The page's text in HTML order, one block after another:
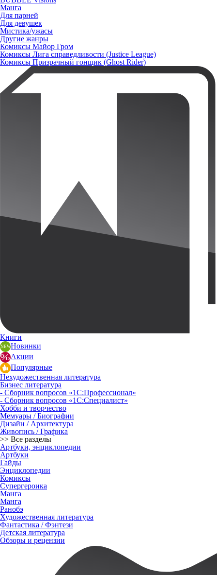
Манга
Для парней
Для девушек
Мистика/ужасы
Другие жанры
Комиксы Майор Гром
Комиксы Лига справедливости (Justice League)
Комиксы Призрачный гонщик (Ghost Rider)
Книги
Новинки
Акции
Популярные
Нехудожественная литература
Бизнес литература
- Сборник вопросов «1С:Профессионал»
- Сборник вопросов «1С:Специалист»
Хобби и творчество
Мемуары / Биографии
Дизайн / Архитектура
Живопись / Графика
>> Все разделы
Артбуки, энциклопедии
Артбуки
Гайды
Энциклопедии
Комиксы
Супергероика
Манга
Манга
Ранобэ
Художественная литература
Фантастика / Фэнтези
Детская литература
Обзоры и рецензии